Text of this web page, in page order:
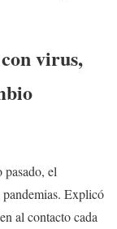
virus,
pasado, el
Explicó
al contacto cada